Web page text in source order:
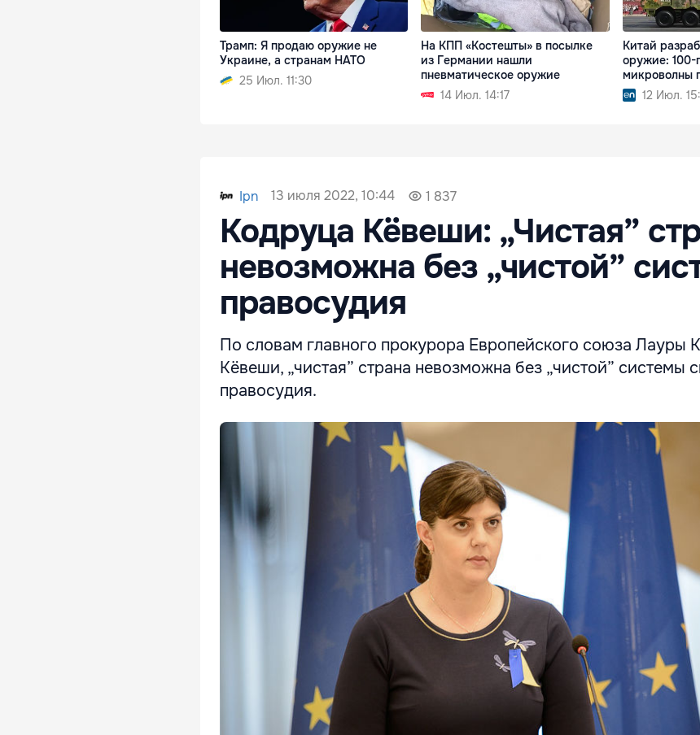
Трамп: Я продаю оружие не
Украине, а странам НАТО
25 Июл. 11:30
На КПП «Костешты» в посылке
из Германии нашли
пневматическое оружие
14 Июл. 14:17
Китай
оружие: 100-
микроволны
12 Июл.
Ipn 13 июля 2022, 10:44 1 837
Кодруца Кёвеши: „Чистая”
невозможна без „чистой”
правосудия
По словам главного прокурора Европейского союза Лауры
Кёвеши, „чистая” страна невозможна без „чистой” системы
правосудия.